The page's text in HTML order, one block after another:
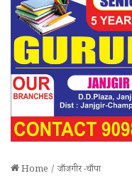
Home / जाँजगीर -चाँपा